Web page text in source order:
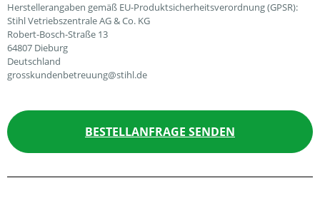
Herstellerangaben gemäß EU-Produktsicherheitsverordnung (GPSR):
Stihl Vetriebszentrale AG & Co. KG
Robert-Bosch-Straße 13
64807 Dieburg
Deutschland
grosskundenbetreuung@stihl.de
BESTELLANFRAGE SENDEN